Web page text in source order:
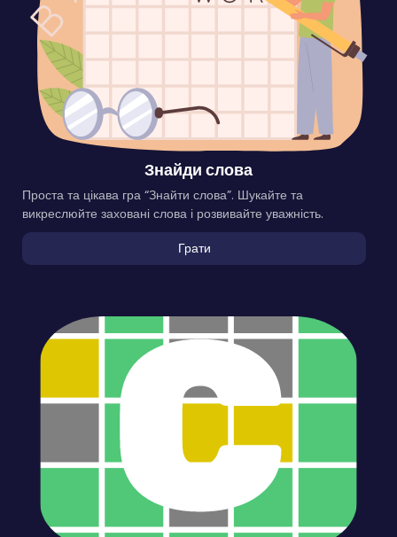
Знайди слова
Проста та цікава гра “Знайти слова”. Шукайте та
викреслюйте заховані слова і розвивайте уважність.
Грати